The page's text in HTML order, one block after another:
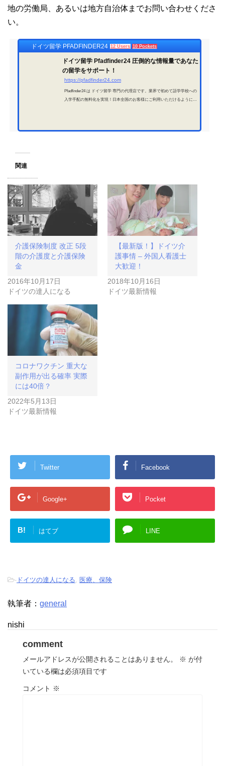
地の労働局、あるいは地方自治体までお問い合わせくださ
い。
ドイツ留学 PFADFINDER24 12 Users 10 Pockets
ドイツ留学 Pfadfinder24 圧倒的な情報量であなた
の留学をサポート！
https://pfadfinder24.com
Pfadfinder24 は ドイツ留学 専門の代理店です。業界で初めて語学学校への
入学手配の無料化を実現！日本全国のお客様にご利用いただけるように、
関連
介護保険制度 改正 5段
階の介護度と介護保険
金
2016年10月17日
ドイツの達人になる
【最新版！】ドイツ介
護事情 – 外国人看護士
大歓迎！
2018年10月16日
ドイツ最新情報
コロナワクチン 重大な
副作用が出る確率 実際
には40倍？
2022年5月13日
ドイツ最新情報
Twitter Facebook
Google+ Pocket
B! はてブ LINE
- ドイツの達人になる, 医療、保険
執筆者： general
nishi
comment
メールアドレスが公開されることはありません。 ※ が付
いている欄は必須項目です
コメント ※